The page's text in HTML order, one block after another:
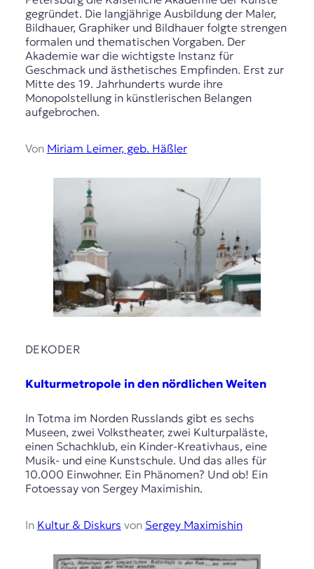
gegründet. Die langjährige Ausbildung der Maler,
Bildhauer, Graphiker und Bildhauer folgte strengen
formalen und thematischen Vorgaben. Der
Akademie war die wichtigste Instanz für
Geschmack und ästhetisches Empfinden. Erst zur
Mitte des 19. Jahrhunderts wurde ihre
Monopolstellung in künstlerischen Belangen
aufgebrochen.
Von Miriam Leimer, geb. Häßler
DEKODER
Kulturmetropole in den nördlichen Weiten
In Totma im Norden Russlands gibt es sechs
Museen, zwei Volkstheater, zwei Kulturpaläste,
einen Schachklub, ein Kinder-Kreativhaus, eine
Musik- und eine Kunstschule. Und das alles für
10.000 Einwohner. Ein Phänomen? Und ob! Ein
Fotoessay von Sergey Maximishin.
In Kultur & Diskurs von Sergey Maximishin